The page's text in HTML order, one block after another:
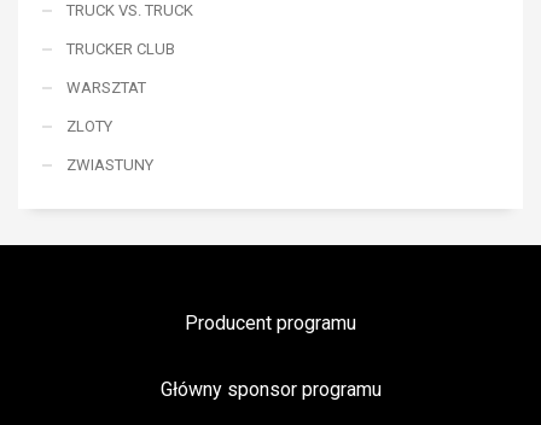
TRUCK VS. TRUCK
TRUCKER CLUB
WARSZTAT
ZLOTY
ZWIASTUNY
Producent programu
Główny sponsor programu